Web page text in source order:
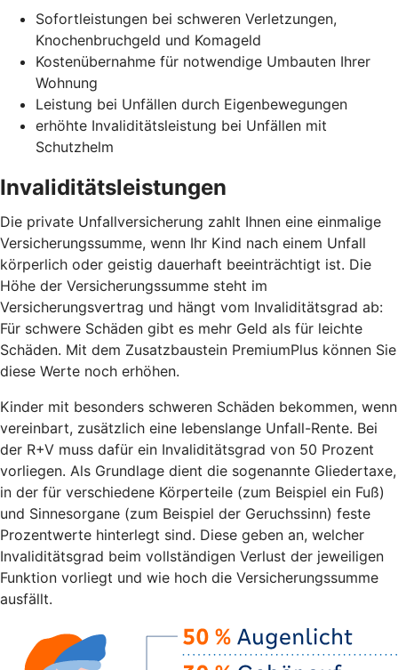
Sofortleistungen bei schweren Verletzungen,
Knochenbruchgeld und Komageld
Kostenübernahme für notwendige Umbauten Ihrer
Wohnung
Leistung bei Unfällen durch Eigenbewegungen
erhöhte Invaliditätsleistung bei Unfällen mit
Schutzhelm
Invaliditätsleistungen
Die private Unfallversicherung zahlt Ihnen eine einmalige
Versicherungssumme, wenn Ihr Kind nach einem Unfall
körperlich oder geistig dauerhaft beeinträchtigt ist. Die
Höhe der Versicherungssumme steht im
Versicherungsvertrag und hängt vom Invaliditätsgrad ab:
Für schwere Schäden gibt es mehr Geld als für leichte
Schäden. Mit dem Zusatzbaustein PremiumPlus können Sie
diese Werte noch erhöhen.
Kinder mit besonders schweren Schäden bekommen, wenn
vereinbart, zusätzlich eine lebenslange Unfall-Rente. Bei
der R+V muss dafür ein Invaliditätsgrad von 50 Prozent
vorliegen. Als Grundlage dient die sogenannte Gliedertaxe,
in der für verschiedene Körperteile (zum Beispiel ein Fuß)
und Sinnesorgane (zum Beispiel der Geruchssinn) feste
Prozentwerte hinterlegt sind. Diese geben an, welcher
Invaliditätsgrad beim vollständigen Verlust der jeweiligen
Funktion vorliegt und wie hoch die Versicherungssumme
ausfällt.